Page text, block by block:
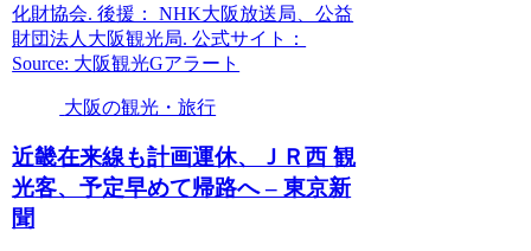
化財協会. 後援： NHK大阪放送局、公益
財団法人大阪観光局. 公式サイト：
Source: 大阪観光Gアラート
大阪の観光・旅行
近畿在来線も計画運休、ＪＲ西観
光客、予定早めて帰路へ – 東京新
聞